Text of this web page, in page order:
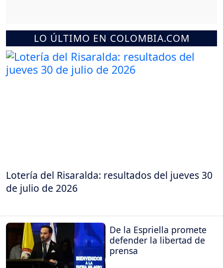
LO ÚLTIMO EN COLOMBIA.COM
Lotería del Risaralda: resultados del jueves 30
de julio de 2026
De la Espriella promete
defender la libertad de
prensa